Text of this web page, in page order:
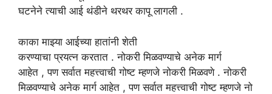
घटनेने त्याची आई थंडीने थरथर कापू लागली .
काकामाझ्या आईच्याहातांनीशेती
करण्याचाप्रयत्नकरतात . नोकरी मिळवण्याचे अनेक मार्ग
आहेत ,पणसर्वात महत्त्वाची गोष्ट म्हणजे नोकरी मिळवणे . नोकरी
मिळवण्याचे अनेक मार्ग आहेत , पण सर्वातमहत्त्वाचीगोष्टम्हणजेनो